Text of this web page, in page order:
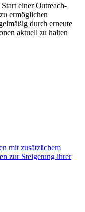
einer Outreach-
ermöglichen
durch erneute
aktuell zu halten
mit zusätzlichem
zur Steigerung ihrer